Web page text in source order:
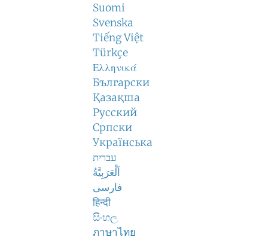
Suomi
Svenska
Tiếng Việt
Türkçe
Ελληνικά
Български
Қазақша
Русский
Српски
Українська
עברית
اَلْعَرَبِيَّةُ
فارسی
हिन्दी
සිංහල
ภาษาไทย